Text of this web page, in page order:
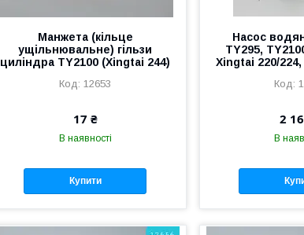
Манжета (кільце
ущільнювальне) гільзи
циліндра TY2100 (Xingtai 244)
12653
17 ₴
В наявності
Купити
Насос
TY295,
Xingtai 220/
2
В